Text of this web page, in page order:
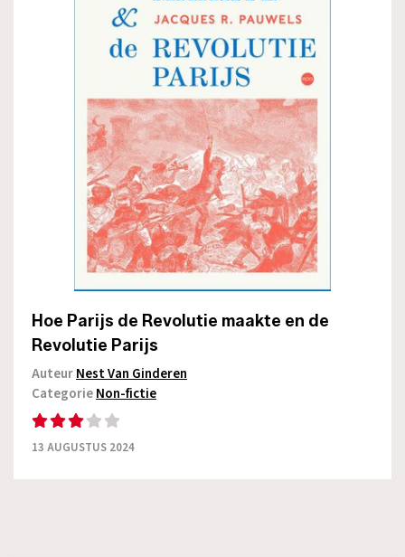
Hoe Parijs de Revolutie maakte en de
Revolutie Parijs
AuteurNest Van Ginderen
CategorieNon-fictie
13 AUGUSTUS 2024